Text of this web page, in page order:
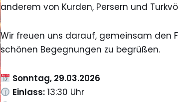
anderem von Kurden, Persern und
Wir freuen uns darauf, gemeinsam den
schönen Begegnungen zu begrüßen.
Sonntag, 29.03.2026
Einlass: 13:30 Uhr